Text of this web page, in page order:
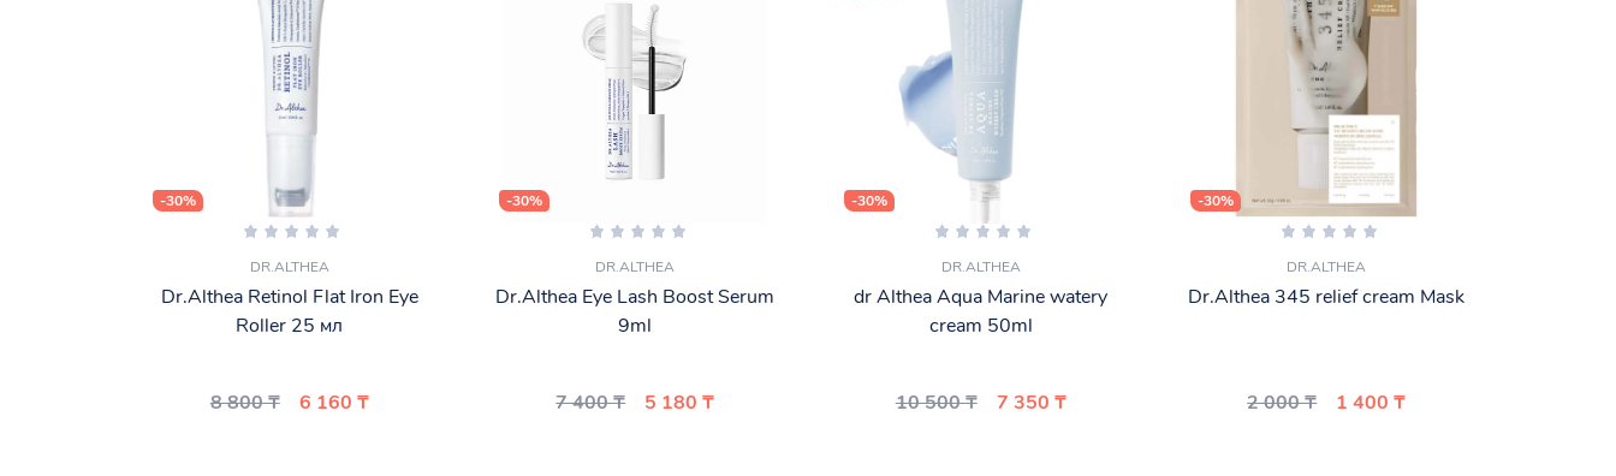
-30%
DR.ALTHEA
Dr.Althea Retinol Flat Iron Eye
Roller 25 мл
8 800 ₸ 6 160 ₸
-30%
DR.ALTHEA
Dr.Althea Eye Lash Boost Serum
9ml
7 400 ₸ 5 180 ₸
-30%
DR.ALTHEA
dr Althea Aqua Marine watery
cream 50ml
10 500 ₸ 7 350 ₸
-30%
DR.ALTHEA
Dr.Althea 345 relief cream Mask
2 000 ₸ 1 400 ₸